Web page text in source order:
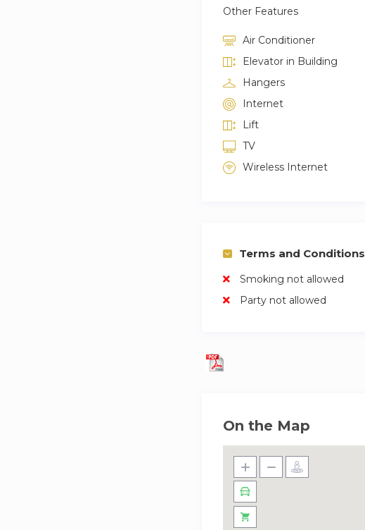
Other Features
Air Conditioner
Elevator in Building
Hangers
Internet
Lift
TV
Wireless Internet
Terms and Conditions
Smoking not allowed
Party not allowed
On the Map